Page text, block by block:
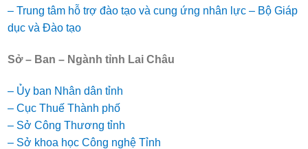
– Trung tâm hỗ trợ đào tạo và cung ứng nhân lực – Bộ Giáp
dục và Đào tạo
Sở – Ban – Ngành tỉnh Lai Châu
– Ủy ban Nhân dân tỉnh
– Cục Thuế Thành phố
– Sở Công Thương tỉnh
– Sở khoa học Công nghệ Tỉnh